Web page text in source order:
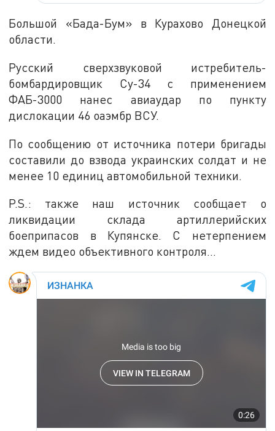
Большой «Бада-Бум» в Курахово Донецкой
области.
Русский сверхзвуковой истребитель-
бомбардировщик Су-34 с применением
ФАБ-3000 нанес авиаудар по пункту
дислокации 46 оаэмбр ВСУ.
По сообщению от источника потери бригады
составили до взвода украинских солдат и не
менее 10 единиц автомобильной техники.
P.S.: также наш источник сообщает о
ликвидации склада артиллерийских
боеприпасов в Купянске. С нетерпением
ждем видео объективного контроля...